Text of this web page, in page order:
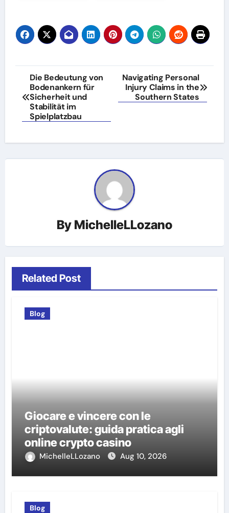
Post
navigation
Die Bedeutung von
Bodenankern für
Sicherheit und
Stabilität im
Spielplatzbau
Navigating Personal
Injury Claims in the
Southern States
By MichelleLLozano
Related Post
Blog
Giocare e vincere con le
criptovalute: guida pratica agli
online crypto casino
MichelleLLozano Aug 10, 2026
Blog